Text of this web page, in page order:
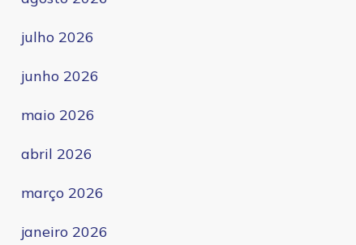
julho 2026
junho 2026
maio 2026
abril 2026
março 2026
janeiro 2026